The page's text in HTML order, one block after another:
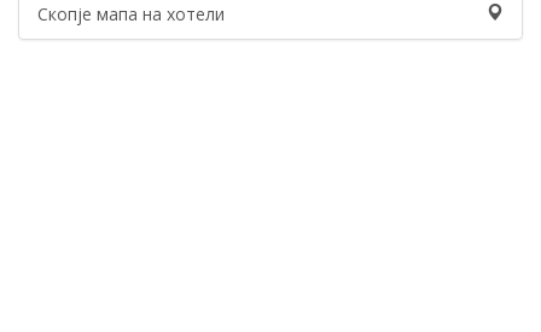
Скопје мапа на хотели